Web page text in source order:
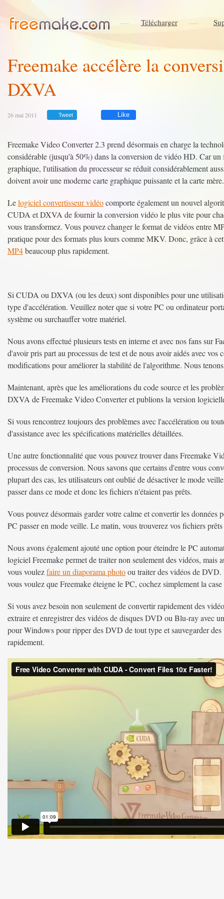
Télécharger
Freemake accélère la
DXVA
26 mai 2011 Tweet Like
Freemake Video Converter 2.3 prend désormais en charge la
considérable (jusqu'à 50%) dans la conversion de vidéo HD. Car
graphique, l'utilisation du processeur se réduit considérablement
doivent avoir une moderne carte graphique puissante et la carte mère.
Lelogiciel convertisseur vidéocomporte également un nouvel
CUDA et DXVA de fournir la conversion vidéo le plus vite pour
vous transformez. Vous pouvez changer le format de vidéos entre
pratique pour des formats plus lours comme MKV. Donc, grâce à
MP4beaucoup plus rapidement.
Si CUDA ou DXVA (ou les deux) sont disponibles pour une
type d'accélération. Veuillez noter que si votre PC ou ordinateur
système ou surchauffer votre matériel.
Nous avons effectué plusieurs tests en interne et avec nos fans sur
d'avoir pris part au processus de test et de nous avoir aidés avec
modifications pour améliorer la stabilité de l'algorithme. Nous
Maintenant, après que les améliorations du code source et les
DXVA de Freemake Video Converter et publions la version
Si vous rencontrez toujours des problèmes avec l'accélération ou
d'assistance avec les spécifications matérielles détaillées.
Une autre fonctionnalité que vous pouvez trouver dans Freemake
processus de conversion. Nous savons que certains d'entre vous
plupart des cas, les utilisateurs ont oublié de désactiver le mode
passer dans ce mode et donc les fichiers n'étaient pas prêts.
Vous pouvez désormais garder votre calme et convertir les
PC passer en mode veille. Le matin, vous trouverez vos fichiers
Nous avons également ajouté une option pour éteindre le PC
logiciel Freemake permet de traiter non seulement des vidéos,
vous voulezfaire un diaporama photoou traiter des vidéos de DVD.
vous voulez que Freemake éteigne le PC, cochez simplement la
Si vous avez besoin non seulement de convertir rapidement des
extraire et enregistrer des vidéos de disques DVD ou Blu-ray avec
pour Windows pour ripper des DVD de tout type et sauvegarder
rapidement.